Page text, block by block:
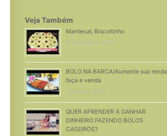
Veja Também
Mantecal, Biscoitinho
11 Novembro, 2015
BOLO NA BARCA/Aumente sua renda,
faça e venda
21 Março, 2017
QUER APRENDER A GANHAR
DINHEIRO FAZENDO BOLOS
CASEIROS?